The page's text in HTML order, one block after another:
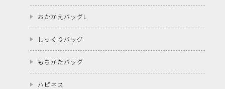
おかかえバッグL
しっくりバッグ
もちかたバッグ
ハピネス